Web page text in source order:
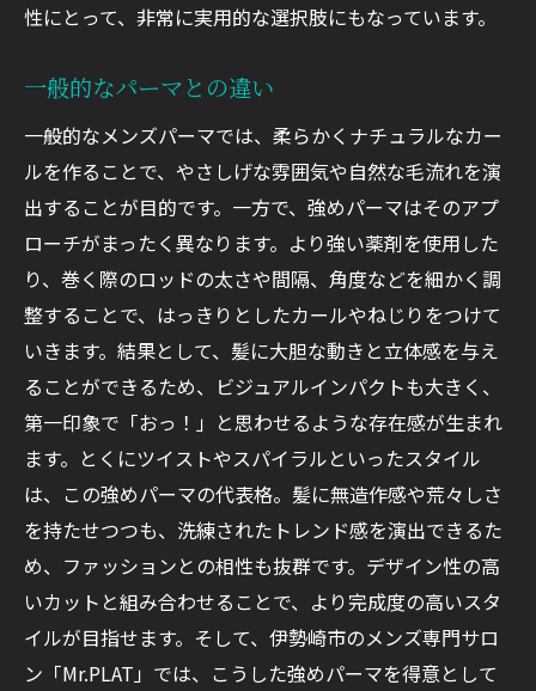
性にとって、非常に実用的な選択肢にもなっています。
一般的なパーマとの違い
一般的なメンズパーマでは、柔らかくナチュラルなカー
ルを作ることで、やさしげな雰囲気や自然な毛流れを演
出することが目的です。一方で、強めパーマはそのアプ
ローチがまったく異なります。より強い薬剤を使用した
り、巻く際のロッドの太さや間隔、角度などを細かく調
整することで、はっきりとしたカールやねじりをつけて
いきます。結果として、髪に大胆な動きと立体感を与え
ることができるため、ビジュアルインパクトも大きく、
第一印象で「おっ！」と思わせるような存在感が生まれ
ます。とくにツイストやスパイラルといったスタイル
は、この強めパーマの代表格。髪に無造作感や荒々しさ
を持たせつつも、洗練されたトレンド感を演出できるた
め、ファッションとの相性も抜群です。デザイン性の高
いカットと組み合わせることで、より完成度の高いスタ
イルが目指せます。そして、伊勢崎市のメンズ専門サロ
ン「Mr.PLAT」では、こうした強めパーマを得意として